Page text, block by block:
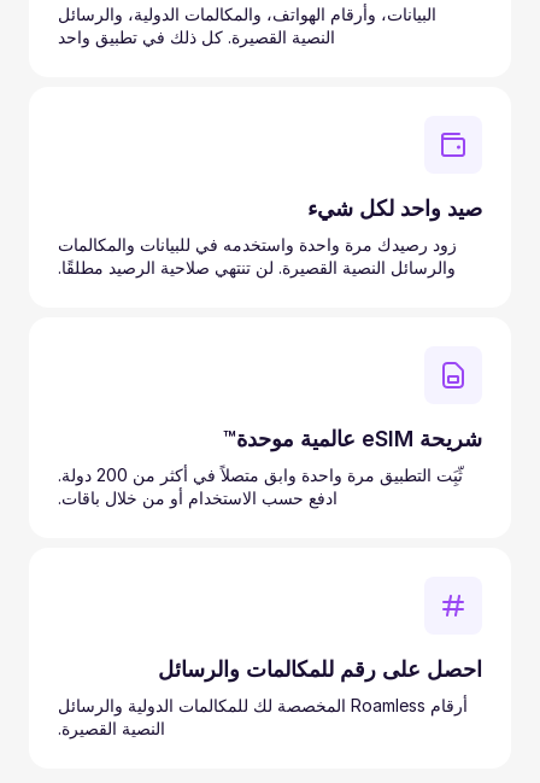
البيانات، وأرقام الهواتف، والمكالمات الدولية، والرسائل
النصية القصيرة. كل ذلك في تطبيق واحد
صيد واحد لكل شيء
زود رصيدك مرة واحدة واستخدمه في للبيانات والمكالمات
والرسائل النصية القصيرة. لن تنتهي صلاحية الرصيد مطلقًا.
شريحة eSIM عالمية موحدة™
ثّبَِت التطبيق مرة واحدة وابق متصلاً في أكثر من 200 دولة.
ادفع حسب الاستخدام أو من خلال باقات.
احصل على رقم للمكالمات والرسائل
أرقام Roamless المخصصة لك للمكالمات الدولية والرسائل
النصية القصيرة.